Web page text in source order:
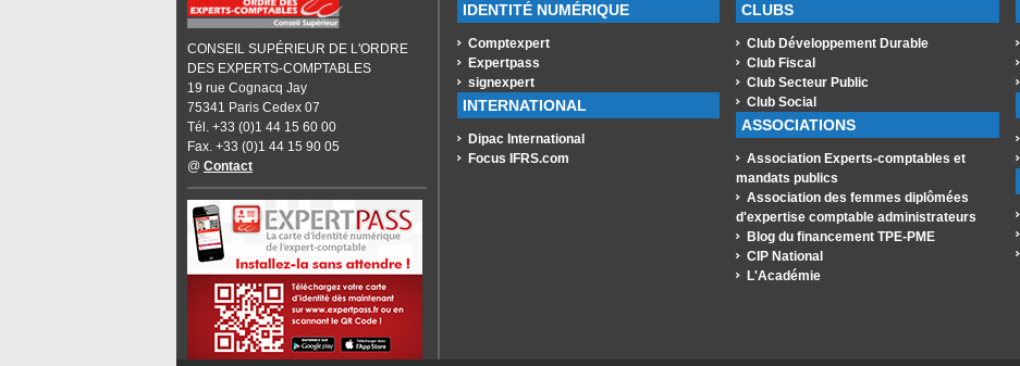
CONSEIL SUPÉRIEUR DE L'ORDRE
DES EXPERTS-COMPTABLES
19 rue Cognacq Jay
75341 Paris Cedex 07
Tél. +33 (0)1 44 15 60 00
Fax. +33 (0)1 44 15 90 05
@ Contact
IDENTITÉ NUMÉRIQUE
Comptexpert
Expertpass
signexpert
INTERNATIONAL
Dipac International
Focus IFRS.com
CLUBS
Club Développement Durable
Club Fiscal
Club Secteur Public
Club Social
ASSOCIATIONS
Association Experts-comptables et
mandats publics
Association des femmes diplômées
d'expertise comptable administrateurs
Blog du financement TPE-PME
CIP National
L'Académie